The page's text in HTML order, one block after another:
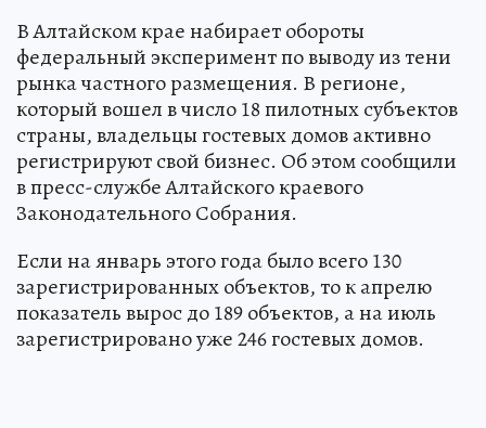
В Алтайском крае набирает обороты
федеральный эксперимент по выводу из тени
рынка частного размещения. В регионе,
который вошел в число 18 пилотных субъектов
страны, владельцы гостевых домов активно
регистрируют свой бизнес. Об этом сообщили
в пресс-службе Алтайского краевого
Законодательного Собрания.
Если на январь этого года было всего 130
зарегистрированных объектов, то к апрелю
показатель вырос до 189 объектов, а на июль
зарегистрировано уже 246 гостевых домов.